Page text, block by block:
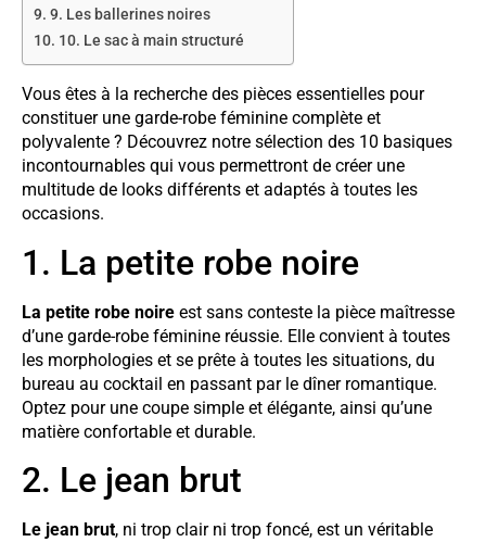
9. Les ballerines noires
10. Le sac à main structuré
Vous êtes à la recherche des pièces essentielles pour
constituer une garde-robe féminine complète et
polyvalente ? Découvrez notre sélection des 10 basiques
incontournables qui vous permettront de créer une
multitude de looks différents et adaptés à toutes les
occasions.
1. La petite robe noire
La petite robe noire est sans conteste la pièce maîtresse
d’une garde-robe féminine réussie. Elle convient à toutes
les morphologies et se prête à toutes les situations, du
bureau au cocktail en passant par le dîner romantique.
Optez pour une coupe simple et élégante, ainsi qu’une
matière confortable et durable.
2. Le jean brut
Le jean brut, ni trop clair ni trop foncé, est un véritable